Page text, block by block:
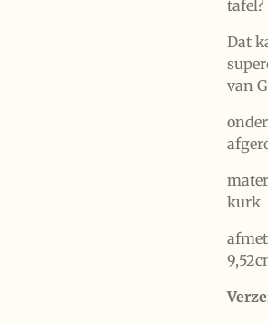
tafel?
Dat
van
kurk